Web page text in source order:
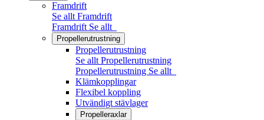
Framdrift
Se allt Framdrift
Framdrift Se allt
Propellerutrustning
Propellerutrustning
Se allt Propellerutrustning
Propellerutrustning Se allt
Klämkopplingar
Flexibel koppling
Utvändigt stävlager
Propelleraxlar